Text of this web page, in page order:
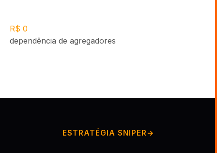
R$ 0
dependência de agregadores
ESTRATÉGIA SNIPER